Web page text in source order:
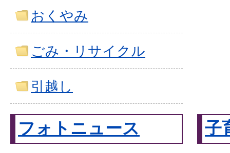
おくやみ
ごみ・リサイクル
引越し
フォトニュース 子